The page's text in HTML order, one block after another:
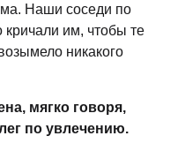
Наши соседи по
кричали им, чтобы те
никакого
мягко говоря,
по увлечению.